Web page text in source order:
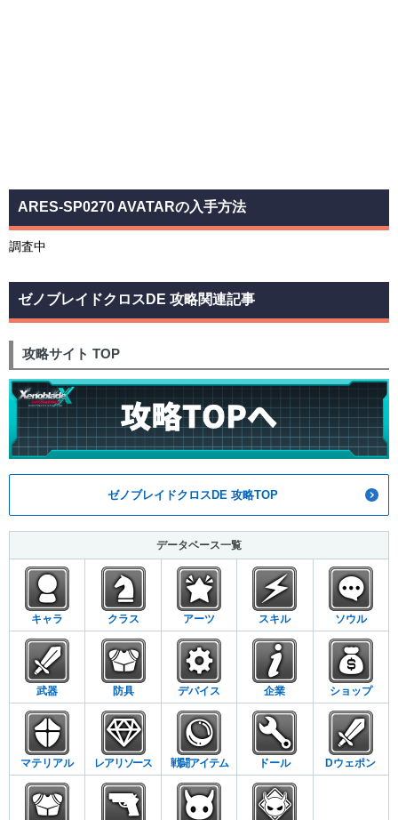
ARES-SP0270 AVATARの入手方法
調査中
ゼノブレイドクロスDE 攻略関連記事
攻略サイト TOP
ゼノブレイドクロスDE 攻略TOP
データベース一覧
キャラ クラス アーツ スキル ソウル
武器 防具 デバイス 企業 ショップ
マテリアル レアリソース 戦闘アイテム ドール Dウェポン